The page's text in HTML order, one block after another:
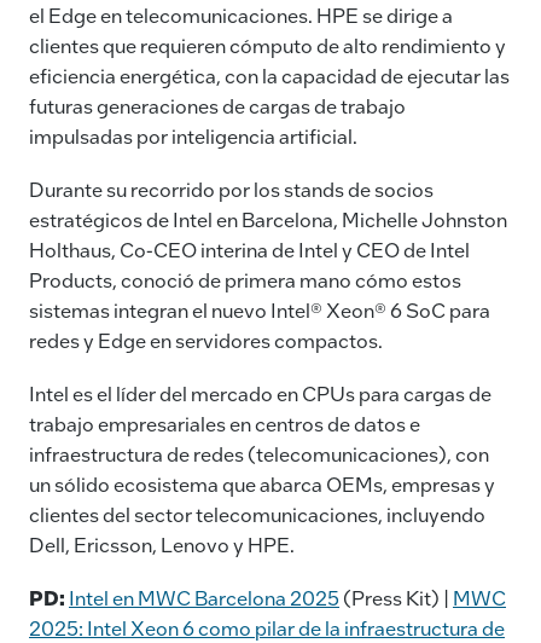
el Edge en telecomunicaciones. HPE se dirige a
clientes que requieren cómputo de alto rendimiento y
eficiencia energética, con la capacidad de ejecutar las
futuras generaciones de cargas de trabajo
impulsadas por inteligencia artificial.
Durante su recorrido por los stands de socios
estratégicos de Intel en Barcelona, Michelle Johnston
Holthaus, Co-CEO interina de Intel y CEO de Intel
Products, conoció de primera mano cómo estos
sistemas integran el nuevo Intel® Xeon® 6 SoC para
redes y Edge en servidores compactos.
Intel es el líder del mercado en CPUs para cargas de
trabajo empresariales en centros de datos e
infraestructura de redes (telecomunicaciones), con
un sólido ecosistema que abarca OEMs, empresas y
clientes del sector telecomunicaciones, incluyendo
Dell, Ericsson, Lenovo y HPE.
PD: Intel en MWC Barcelona 2025 (Press Kit) | MWC
2025: Intel Xeon 6 como pilar de la infraestructura de